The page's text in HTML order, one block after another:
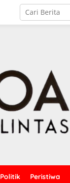
Politik Peristiwa